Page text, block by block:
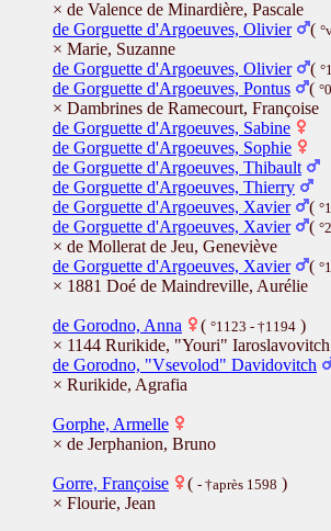
× de Valence de Minardière, Pascale
de Gorguette d'Argoeuves, Olivier
(
× Marie, Suzanne
de Gorguette d'Argoeuves, Olivier
(
de Gorguette d'Argoeuves, Pontus
(
× Dambrines de Ramecourt, Françoise
de Gorguette d'Argoeuves, Sabine
de Gorguette d'Argoeuves, Sophie
de Gorguette d'Argoeuves, Thibault
de Gorguette d'Argoeuves, Thierry
de Gorguette d'Argoeuves, Xavier
(
de Gorguette d'Argoeuves, Xavier
(
× de Mollerat de Jeu, Geneviève
de Gorguette d'Argoeuves, Xavier
(
× 1881 Doé de Maindreville, Aurélie
de Gorodno, Anna ( °1123 - †1194 )
× 1144 Rurikide, "Youri" Iaroslavovitch
de Gorodno, "Vsevolod" Davidovitch
× Rurikide, Agrafia
Gorphe, Armelle
× de Jerphanion, Bruno
Gorre, Françoise ( - †après 1598 )
× Flourie, Jean